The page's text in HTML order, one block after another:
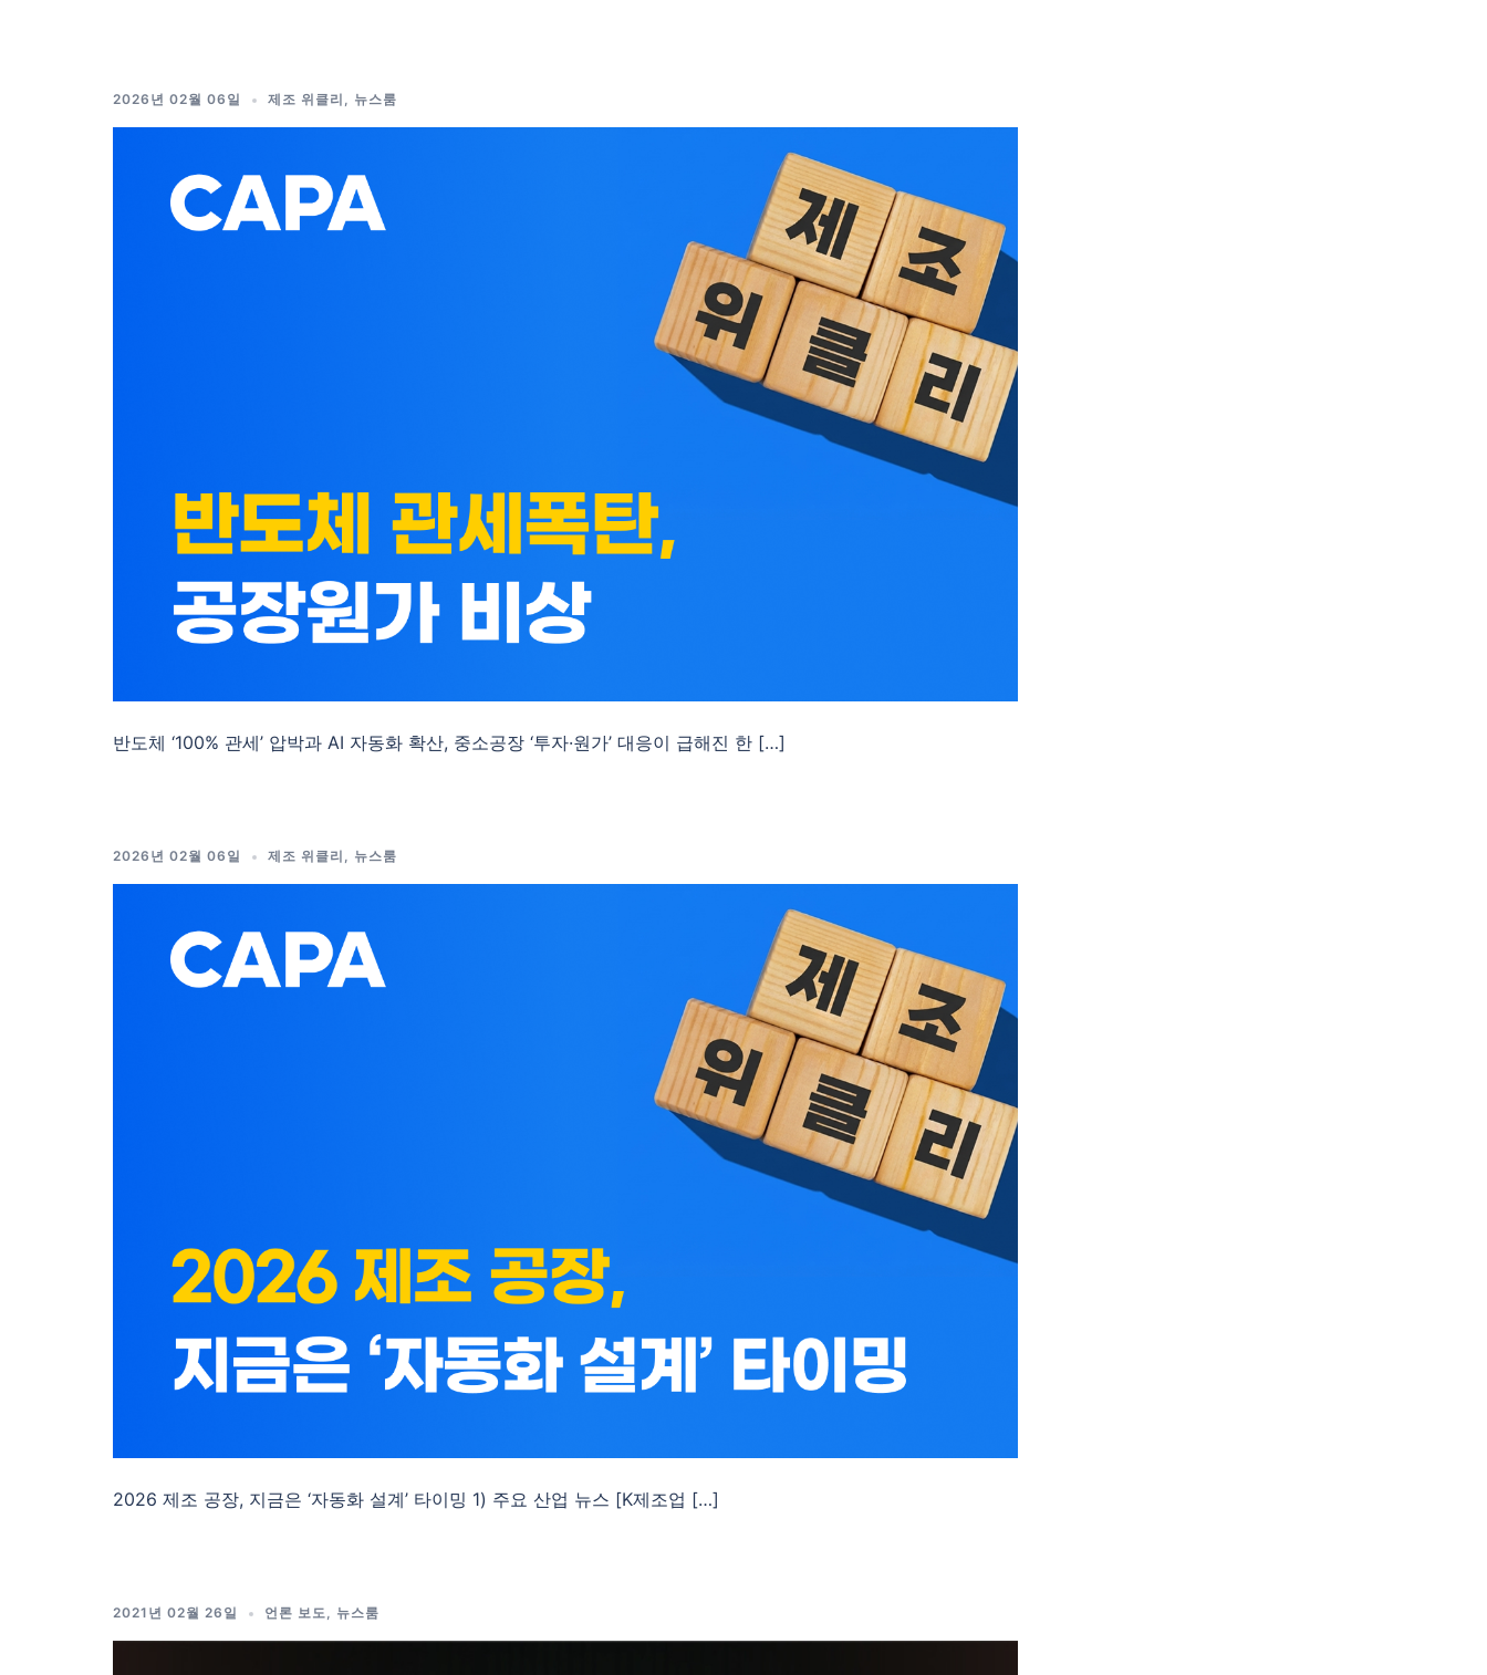
2026년 02월 06일 제조 위클리 , 뉴스룸
반도체 ‘100% 관세’ 압박과 AI 자동화 확산, 중소공장 ‘투자·원가’ 대응이 급해진 한 […]
2026년 02월 06일 제조 위클리 , 뉴스룸
2026 제조 공장, 지금은 ‘자동화 설계’ 타이밍 1) 주요 산업 뉴스 [K제조업 […]
2021년 02월 26일 언론 보도, 뉴스룸